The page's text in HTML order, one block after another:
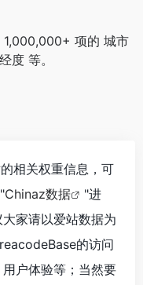
1,000,000+ 项的 城市
度 等。
相关权重信息，可
Chinaz数据
"进
家请以爱站数据为
的访问
户体验等；当然要